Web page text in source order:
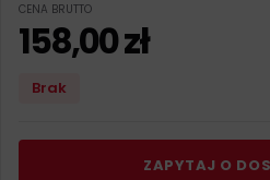
CENA BRUTTO
158,00zł
Brak
ZAPYTAJ O